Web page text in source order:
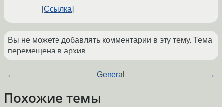
Ссылка
Вы не можете добавлять комментарии в эту тему. Тема
перемещена в архив.
← General →
Похожие темы